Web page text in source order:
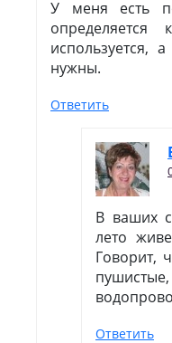
У меня есть
используется,
нужны.
Ответить
В ваших
лето
Говорит,
Ответить